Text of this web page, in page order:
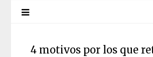
4 motivos por los que